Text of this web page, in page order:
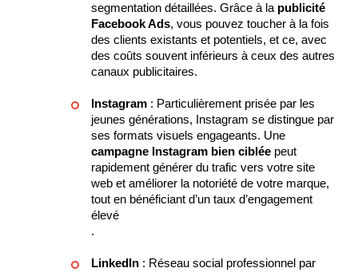
segmentation détaillées. Grâce à la publicité
Facebook Ads, vous pouvez toucher à la fois
des clients existants et potentiels, et ce, avec
des coûts souvent inférieurs à ceux des autres
canaux publicitaires.
Instagram : Particulièrement prisée par les
jeunes générations, Instagram se distingue par
ses formats visuels engageants. Une
campagne Instagram bien ciblée peut
rapidement générer du trafic vers votre site
web et améliorer la notoriété de votre marque,
tout en bénéficiant d’un taux d’engagement
élevé
.
LinkedIn : Réseau social professionnel par